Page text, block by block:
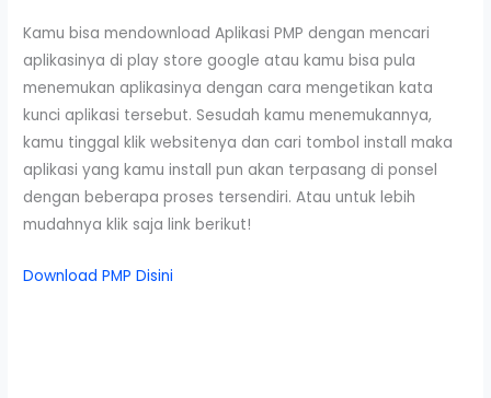
Kamu bisa mendownload Aplikasi PMP dengan mencari
aplikasinya di play store google atau kamu bisa pula
menemukan aplikasinya dengan cara mengetikan kata
kunci aplikasi tersebut. Sesudah kamu menemukannya,
kamu tinggal klik websitenya dan cari tombol install maka
aplikasi yang kamu install pun akan terpasang di ponsel
dengan beberapa proses tersendiri. Atau untuk lebih
mudahnya klik saja link berikut!
Download PMP Disini